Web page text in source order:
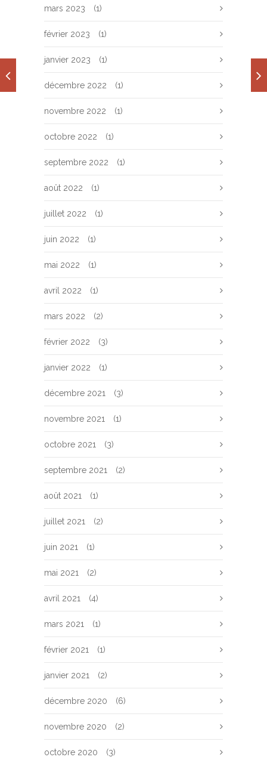
mars 2023 (1)
février 2023 (1)
janvier 2023 (1)
décembre 2022 (1)
novembre 2022 (1)
octobre 2022 (1)
septembre 2022 (1)
août 2022 (1)
juillet 2022 (1)
juin 2022 (1)
mai 2022 (1)
avril 2022 (1)
mars 2022 (2)
février 2022 (3)
janvier 2022 (1)
décembre 2021 (3)
novembre 2021 (1)
octobre 2021 (3)
septembre 2021 (2)
août 2021 (1)
juillet 2021 (2)
juin 2021 (1)
mai 2021 (2)
avril 2021 (4)
mars 2021 (1)
février 2021 (1)
janvier 2021 (2)
décembre 2020 (6)
novembre 2020 (2)
octobre 2020 (3)